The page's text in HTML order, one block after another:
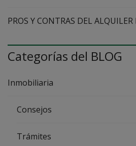
PROS Y CONTRAS DEL
Categorías del BLOG
Inmobiliaria
Consejos
Trámites